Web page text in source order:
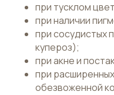
при тусклом
при наличии
при сосудистых
купероз);
при акне и
при
обезвоженной